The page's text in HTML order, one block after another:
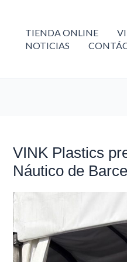
TIENDA ONLINE
NOTICIAS
VINK Plastics
Náutico de
VINK
Plastics
presenta
el
Náutico
de
Barcelona